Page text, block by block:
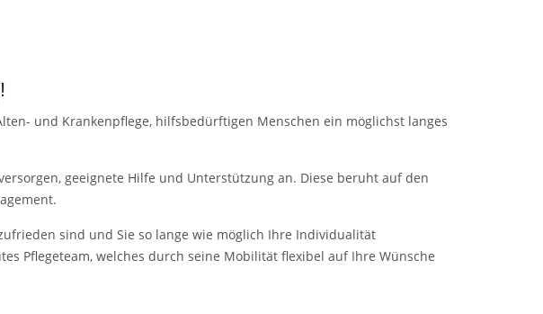
und Krankenpflege, hilfsbedürftigen Menschen ein möglichst langes
geeignete Hilfe und Unterstützung an. Diese beruht auf den
sind und Sie so lange wie möglich Ihre Individualität
Pflegeteam, welches durch seine Mobilität flexibel auf Ihre Wünsche